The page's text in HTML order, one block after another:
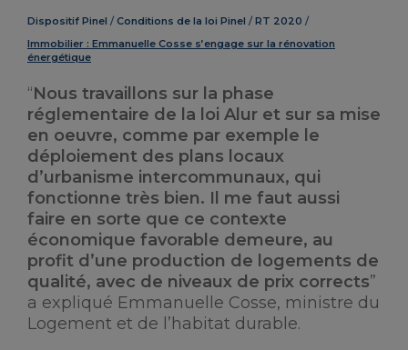
Dispositif Pinel Conditions de la loi Pinel
RT 2020
Immobilier : Emmanuelle Cosse s’engage sur la rénovation
énergétique
“Nous travaillons sur la phase
réglementaire de la loi Alur et sur sa mise
en oeuvre, comme par exemple le
déploiement des plans locaux
d’urbanisme intercommunaux, qui
fonctionne très bien. Il me faut aussi
faire en sorte que ce contexte
économique favorable demeure, au
profit d’une production de logements de
qualité, avec de niveaux de prix corrects”
a expliqué Emmanuelle Cosse, ministre du
Logement et de l’habitat durable.